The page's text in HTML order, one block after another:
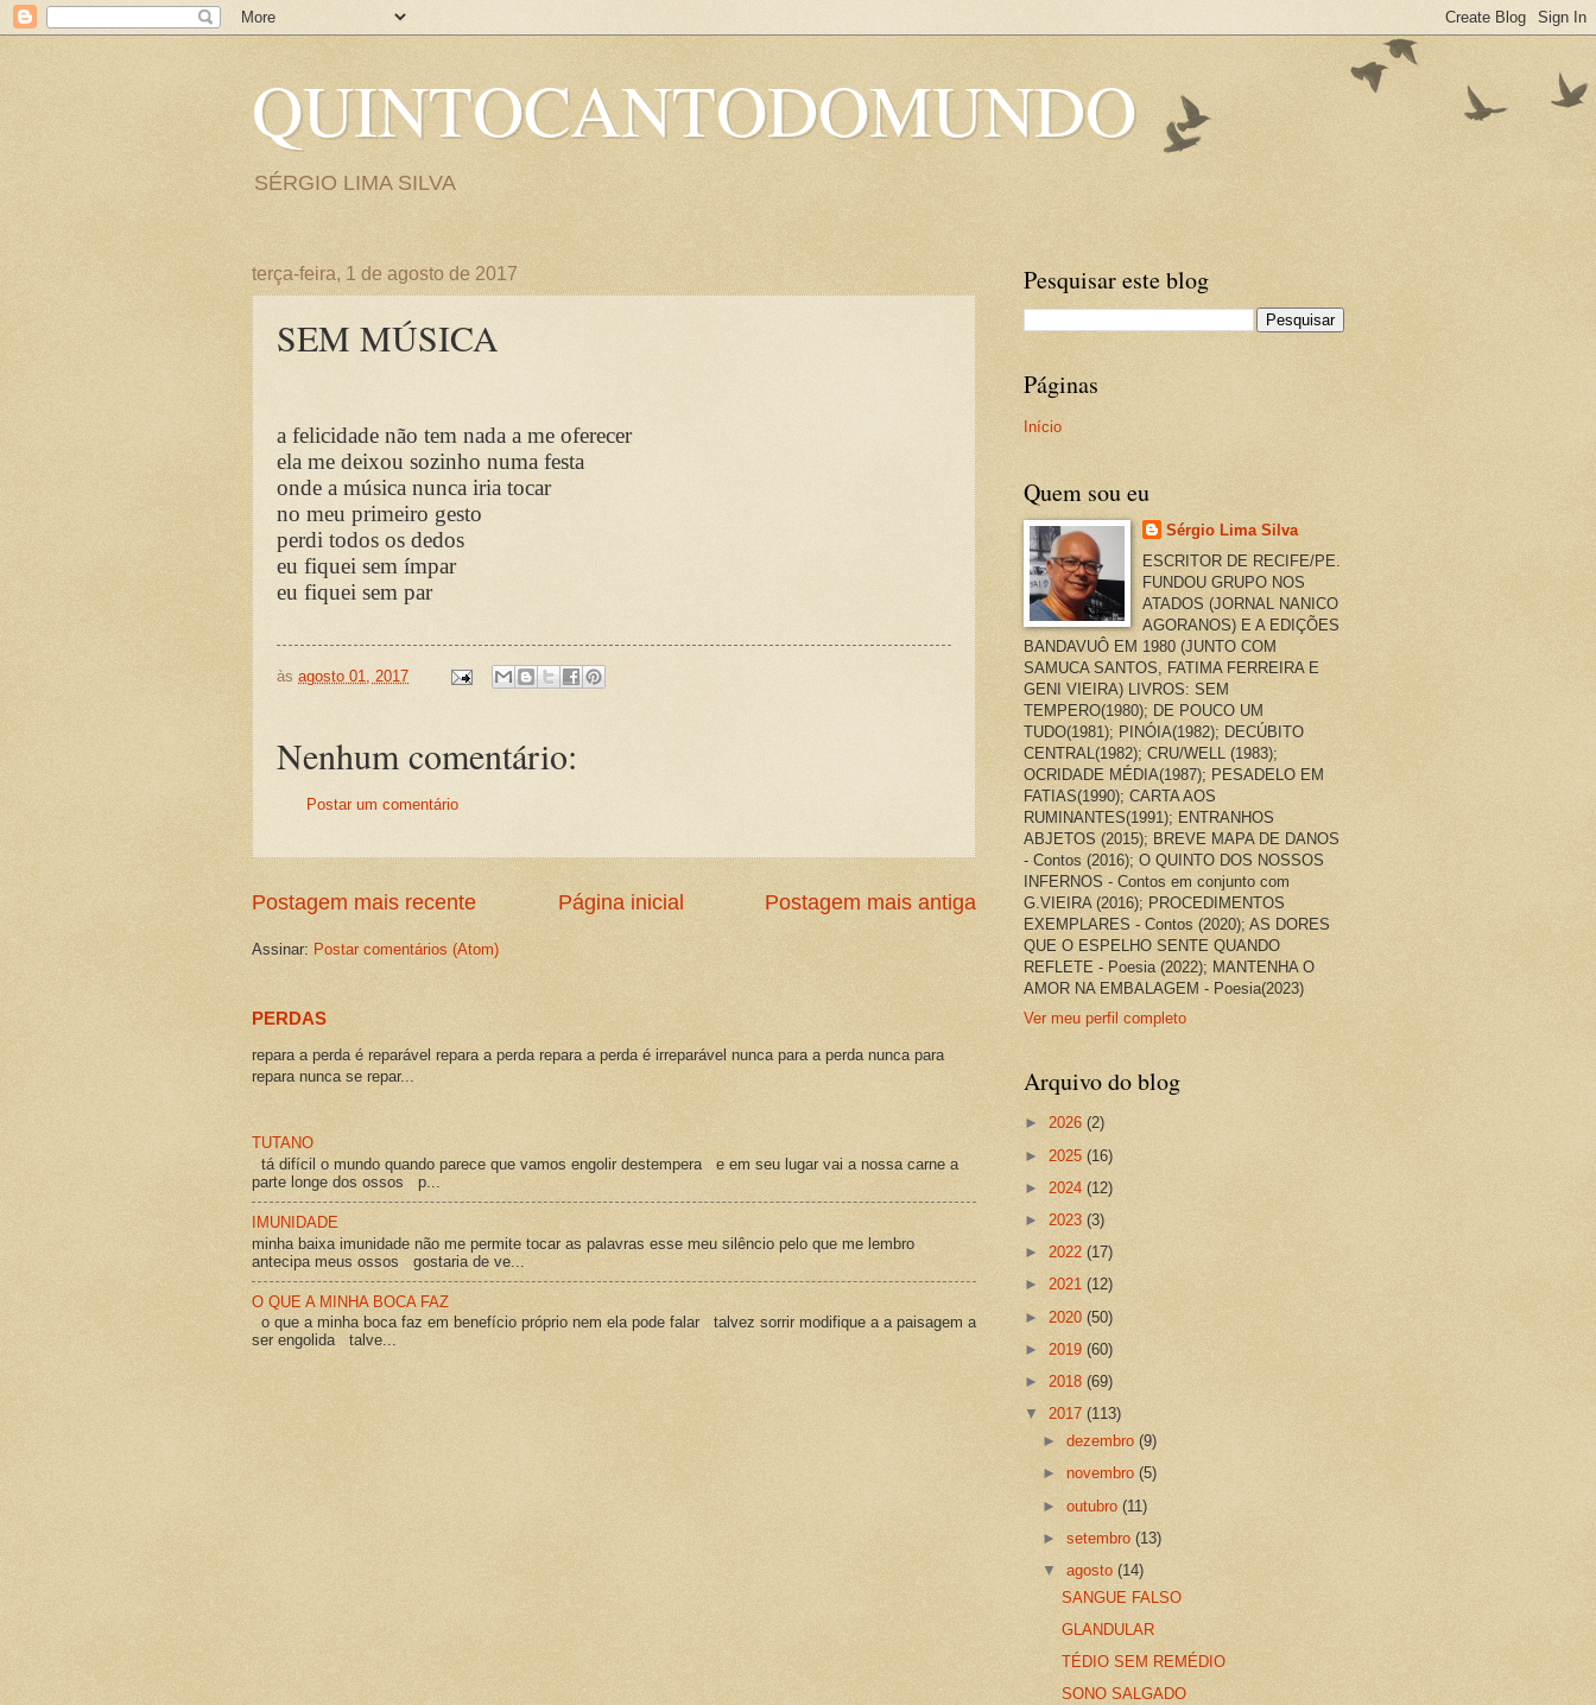
QUINTOCANTODOMUNDO
SÉRGIO LIMA SILVA
terça-feira, 1 de agosto de 2017
SEM MÚSICA
a felicidade não tem nada a me oferecer
ela me deixou sozinho numa festa
onde a música nunca iria tocar
no meu primeiro gesto
perdi todos os dedos
eu fiquei sem ímpar
eu fiquei sem par
às agosto 01, 2017
Nenhum comentário:
Postar um comentário
Postagem mais recente Postagem mais antiga
Página inicial
Assinar: Postar comentários (Atom)
PERDAS
repara a perda é reparável repara a perda repara a perda é irreparável nunca para a perda nunca para
repara nunca se repar...
TUTANO
tá difícil o mundo quando parece que vamos engolir destempera e em seu lugar vai a nossa carne a
parte longe dos ossos p...
IMUNIDADE
minha baixa imunidade não me permite tocar as palavras esse meu silêncio pelo que me lembro
antecipa meus ossos gostaria de ve...
O QUE A MINHA BOCA FAZ
o que a minha boca faz em benefício próprio nem ela pode falar talvez sorrir modifique a a paisagem a
ser engolida talve...
Pesquisar este blog
Páginas
Início
Quem sou eu
Sérgio Lima Silva
ESCRITOR DE RECIFE/PE.
FUNDOU GRUPO NOS
ATADOS (JORNAL NANICO
AGORANOS) E A EDIÇÕES
BANDAVUÔ EM 1980 (JUNTO COM
SAMUCA SANTOS, FATIMA FERREIRA E
GENI VIEIRA) LIVROS: SEM
TEMPERO(1980); DE POUCO UM
TUDO(1981); PINÓIA(1982); DECÚBITO
CENTRAL(1982); CRU/WELL (1983);
OCRIDADE MÉDIA(1987); PESADELO EM
FATIAS(1990); CARTA AOS
RUMINANTES(1991); ENTRANHOS
ABJETOS (2015); BREVE MAPA DE DANOS
- Contos (2016); O QUINTO DOS NOSSOS
INFERNOS - Contos em conjunto com
G.VIEIRA (2016); PROCEDIMENTOS
EXEMPLARES - Contos (2020); AS DORES
QUE O ESPELHO SENTE QUANDO
REFLETE - Poesia (2022); MANTENHA O
AMOR NA EMBALAGEM - Poesia(2023)
Ver meu perfil completo
Arquivo do blog
► 2026 (2)
► 2025 (16)
► 2024 (12)
► 2023 (3)
► 2022 (17)
► 2021 (12)
► 2020 (50)
► 2019 (60)
► 2018 (69)
▼ 2017 (113)
►dezembro(9)
►novembro(5)
►outubro(11)
►setembro(13)
▼agosto(14)
SANGUE FALSO
GLANDULAR
TÉDIO SEM REMÉDIO
SONO SALGADO